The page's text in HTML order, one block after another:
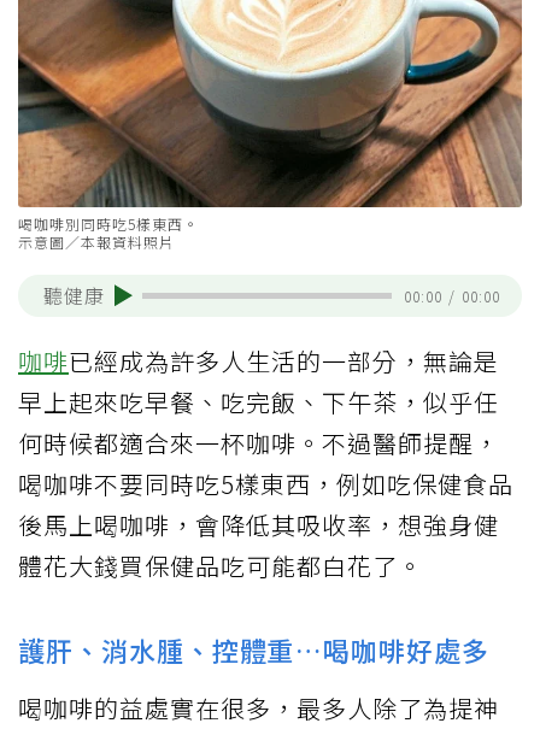
喝咖啡別同時吃5樣東西。
示意圖／本報資料照片
聽健康 00:00 / 00:00
咖啡已經成為許多人生活的一部分，無論是
早上起來吃早餐、吃完飯、下午茶，似乎任
何時候都適合來一杯咖啡。不過醫師提醒，
喝咖啡不要同時吃5樣東西，例如吃保健食品
後馬上喝咖啡，會降低其吸收率，想強身健
體花大錢買保健品吃可能都白花了。
護肝、消水腫、控體重…喝咖啡好處多
喝咖啡的益處實在很多，最多人除了為提神